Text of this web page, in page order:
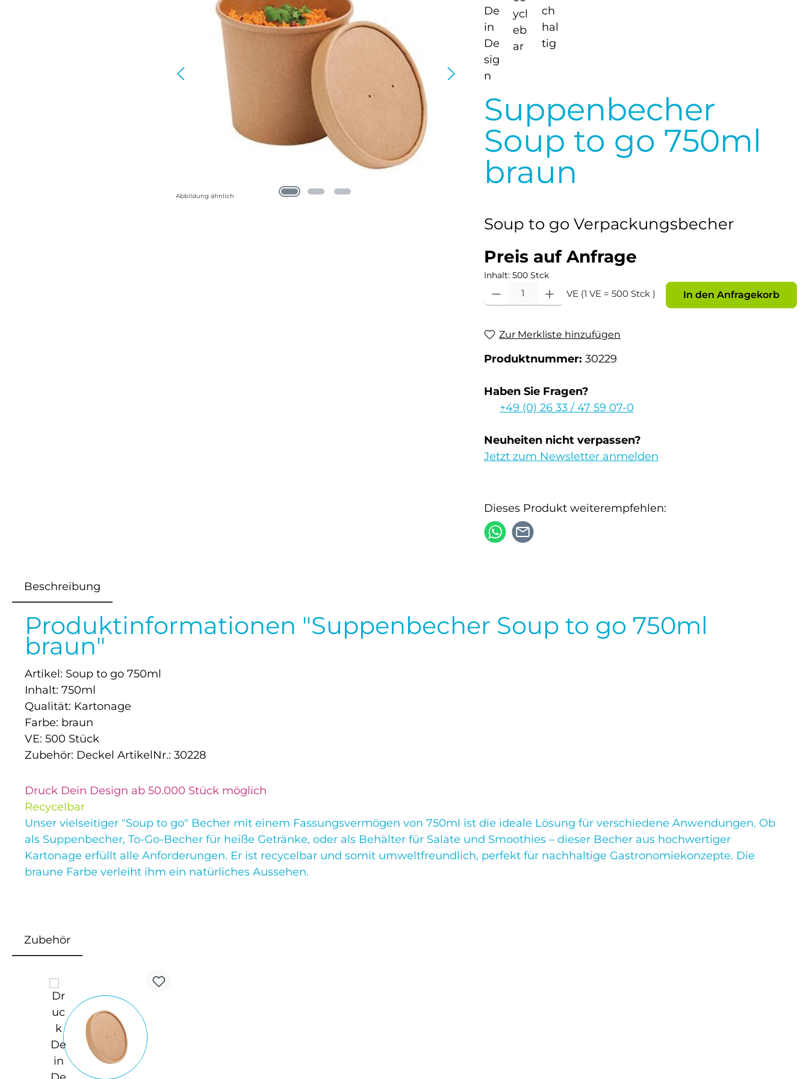
Abbildung ähnlich
Suppenbecher
Soup to go 750ml
braun
Soup to go Verpackungsbecher
Preis auf Anfrage
Inhalt: 500 Stck
Produkt Anzahl: Gib den gewünschten Wert ein oder benutze die Schaltflächen um die
VE (1 VE = 500 Stck ) In den Anfragekorb
Zur Merkliste hinzufügen
Produktnummer: 30229
Haben Sie Fragen?
+49 (0) 26 33 / 47 59 07-0
Neuheiten nicht verpassen?
Jetzt zum Newsletter anmelden
Dieses Produkt weiterempfehlen:
Beschreibung
Produktinformationen "Suppenbecher Soup to go 750ml
braun"
Artikel: Soup to go 750ml
Inhalt: 750ml
Qualität: Kartonage
Farbe: braun
VE: 500 Stück
Zubehör: Deckel ArtikelNr.: 30228
Druck Dein Design ab 50.000 Stück möglich
Recycelbar
Unser vielseitiger "Soup to go" Becher mit einem Fassungsvermögen von 750ml ist die ideale Lösung für verschiedene Anwendungen. Ob
als Suppenbecher, To-Go-Becher für heiße Getränke, oder als Behälter für Salate und Smoothies – dieser Becher aus hochwertiger
Kartonage erfüllt alle Anforderungen. Er ist recycelbar und somit umweltfreundlich, perfekt für nachhaltige Gastronomiekonzepte. Die
braune Farbe verleiht ihm ein natürliches Aussehen.
Zubehör
Produktgalerie überspringen